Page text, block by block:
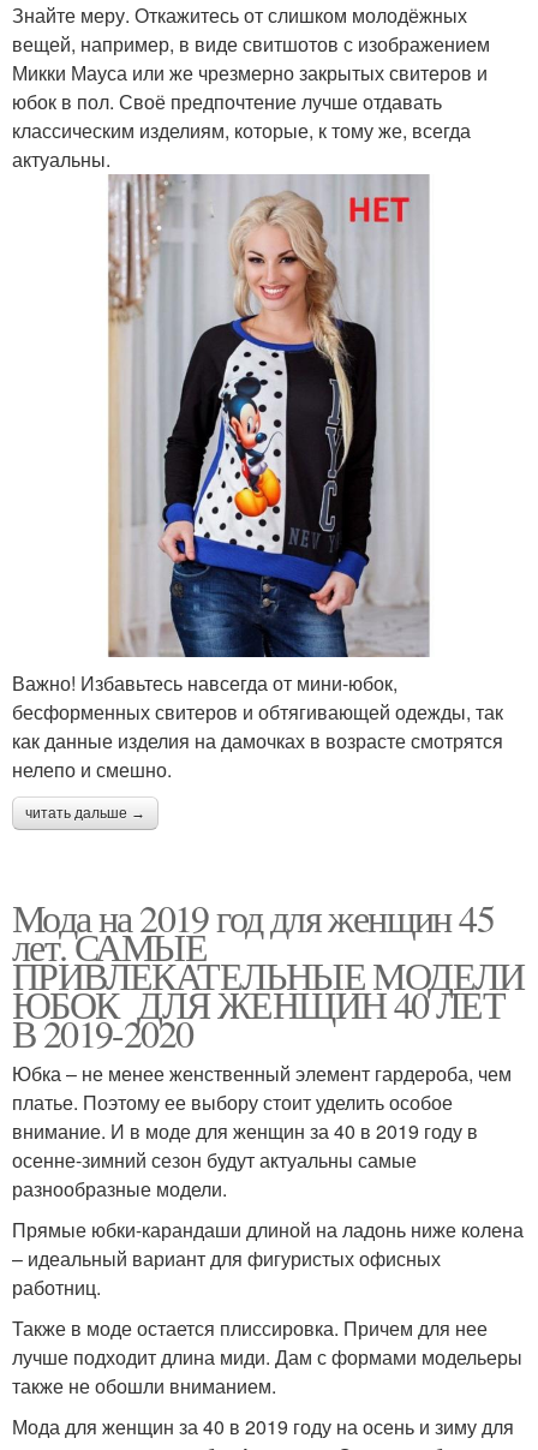
Знайте меру. Откажитесь от слишком молодёжных
вещей, например, в виде свитшотов с изображением
Микки Мауса или же чрезмерно закрытых свитеров и
юбок в пол. Своё предпочтение лучше отдавать
классическим изделиям, которые, к тому же, всегда
актуальны.
Важно! Избавьтесь навсегда от мини-юбок,
бесформенных свитеров и обтягивающей одежды, так
как данные изделия на дамочках в возрасте смотрятся
нелепо и смешно.
читать дальше →
Мода на 2019 год для женщин 45
лет. САМЫЕ
ПРИВЛЕКАТЕЛЬНЫЕ МОДЕЛИ
ЮБОК ДЛЯ ЖЕНЩИН 40 ЛЕТ
В 2019-2020
Юбка – не менее женственный элемент гардероба, чем
платье. Поэтому ее выбору стоит уделить особое
внимание. И в моде для женщин за 40 в 2019 году в
осенне-зимний сезон будут актуальны самые
разнообразные модели.
Прямые юбки-карандаши длиной на ладонь ниже колена
– идеальный вариант для фигуристых офисных
работниц.
Также в моде остается плиссировка. Причем для нее
лучше подходит длина миди. Дам с формами модельеры
также не обошли вниманием.
Мода для женщин за 40 в 2019 году на осень и зиму для